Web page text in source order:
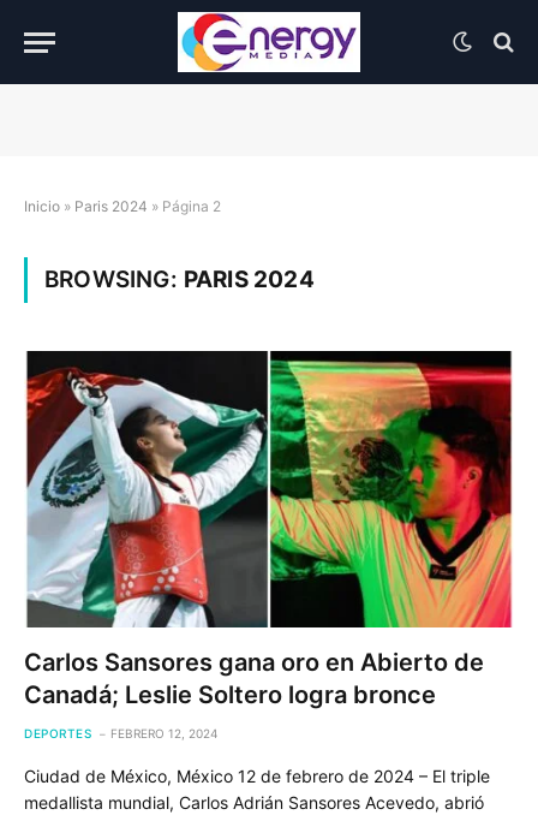
Inicio » Paris 2024 » Página 2
BROWSING: PARIS 2024
Carlos Sansores gana oro en Abierto de
Canadá; Leslie Soltero logra bronce
DEPORTES FEBRERO 12, 2024
Ciudad de México, México 12 de febrero de 2024 – El triple
medallista mundial, Carlos Adrián Sansores Acevedo, abrió